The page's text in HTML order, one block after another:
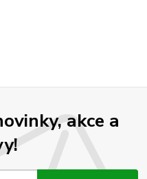
akce a